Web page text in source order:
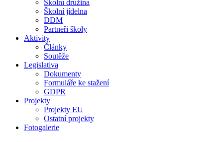
Školní družina
Školní jídelna
DDM
Partneři školy
Aktivity
Články
Soutěže
Legislativa
Dokumenty
Formuláře ke stažení
GDPR
Projekty
Projekty EU
Ostatní projekty
Fotogalerie